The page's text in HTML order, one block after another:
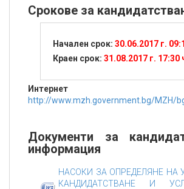
Срокове за
Начален срок: 30.06.2017 г.
Краен срок: 31.08.2017 г. 17:30
Интернет
http://www.mzh.government.bg/MZH/
Документи за
информация
НАСОКИ ЗА ОПРЕДЕЛЯНЕ НА
КАНДИДАТСТВАНЕ И